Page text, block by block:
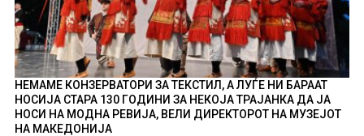
НЕМАМЕ КОНЗЕРВАТОРИ ЗА ТЕКСТИЛ, А ЛУЃЕ НИ БАРААТ
НОСИЈА СТАРА 130 ГОДИНИ ЗА НЕКОЈА ТРАЈАНКА ДА ЈА
НОСИ НА МОДНА РЕВИЈА, ВЕЛИ ДИРЕКТОРОТ НА МУЗЕЈОТ
НА МАКЕДОНИЈА